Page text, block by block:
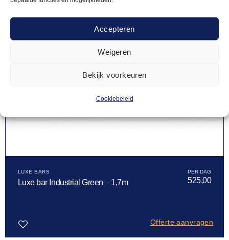
Accepteren
Weigeren
Bekijk voorkeuren
Cookiebeleid
LUXE BARS
Luxe bar Industrial Green – 1,7m 525,00
Offerte aanvragen